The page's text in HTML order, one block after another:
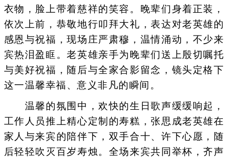
衣物，脸上带着慈祥的笑容。晚辈们身着正装，
依次上前，恭敬地行叩拜大礼，表达对老英雄的
感恩与祝福，现场庄严肃穆，温情涌动，不少来
宾热泪盈眶。老英雄亲手为晚辈们送上殷切嘱托
与美好祝福，随后与全家合影留念，镜头定格下
这一温馨幸福、意义非凡的瞬间。
温馨的氛围中，欢快的生日歌声缓缓响起，
工作人员推上精心定制的寿糕，张思成老英雄在
家人与来宾的陪伴下，双手合十、许下心愿，随
后轻轻吹灭百岁寿烛。全场来宾共同举杯，齐声